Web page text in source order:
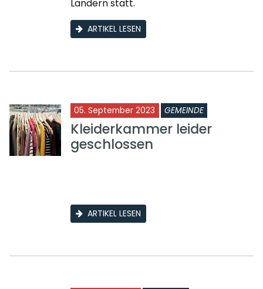
Ländern statt.
ARTIKEL LESEN
05. September 2023 GEMEINDE
Kleiderkammer leider
geschlossen
ARTIKEL LESEN